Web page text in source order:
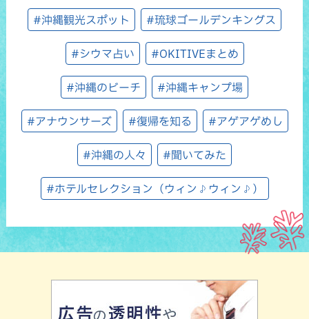
#沖縄観光スポット #琉球ゴールデンキングス
#シウマ占い #OKITIVEまとめ
#沖縄のビーチ #沖縄キャンプ場
#アナウンサーズ #復帰を知る #アゲアゲめし
#沖縄の人々 #聞いてみた
#ホテルセレクション（ウィン♪ウィン♪）